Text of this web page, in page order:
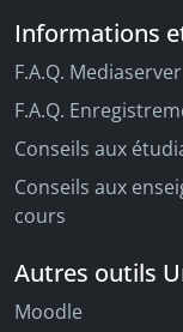
Informations
F.A.Q. Mediaserver
F.A.Q.
Conseils aux
Conseils aux
cours
Autres outils
Moodle